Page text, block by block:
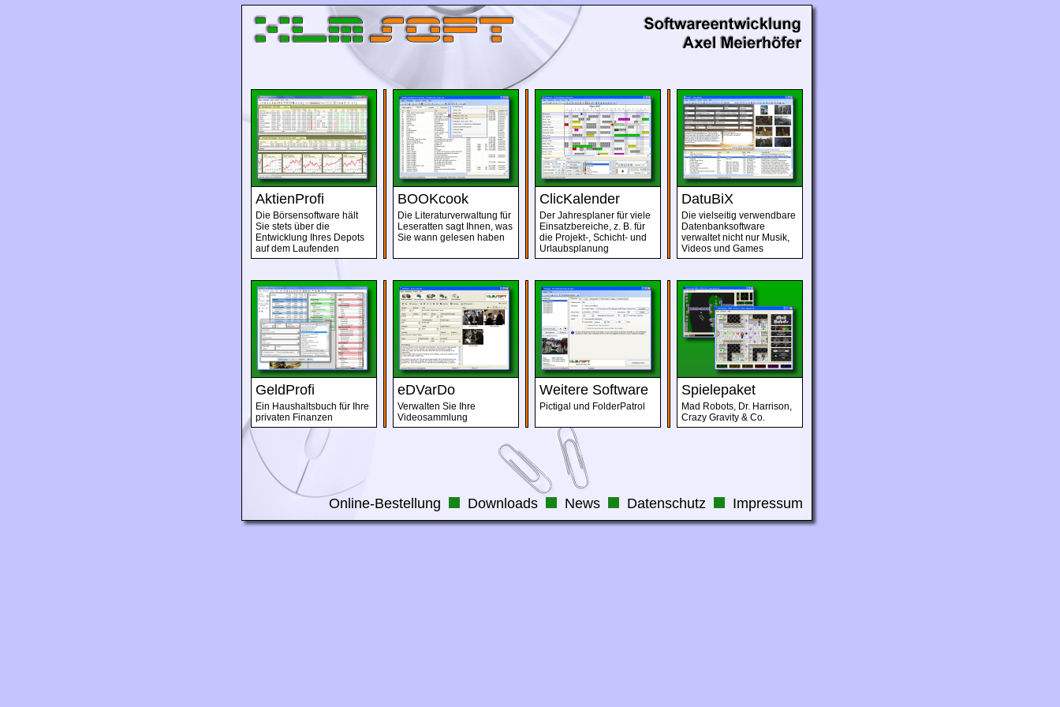
AktienProfi
Die Börsensoftware hält
Sie stets über die
Entwicklung Ihres Depots
auf dem Laufenden
BOOKcook
Die Literaturverwaltung für
Leseratten sagt Ihnen, was
Sie wann gelesen haben
ClicKalender
Der Jahresplaner für viele
Einsatzbereiche, z. B. für
die Projekt-, Schicht- und
Urlaubsplanung
DatuBiX
Die vielseitig verwendbare
Datenbanksoftware
verwaltet nicht nur Musik,
Videos und Games
GeldProfi
Ein Haushaltsbuch für Ihre
privaten Finanzen
eDVarDo
Verwalten Sie Ihre
Videosammlung
Weitere Software
Pictigal und FolderPatrol
Spielepaket
Mad Robots, Dr. Harrison,
Crazy Gravity & Co.
Online-Bestellung Downloads News Datenschutz Impressum